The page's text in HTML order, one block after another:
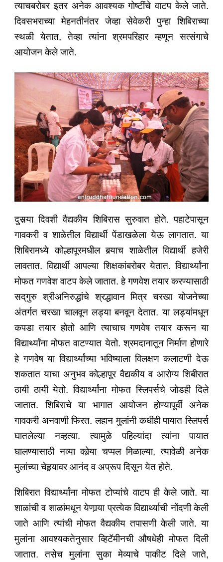
त्याचबरोबर इतर अनेक आवश्यक गोष्टींचे वाटप केले जाते.
दिवसभराच्या मेहनतीनंतर जेव्हा सेवेकरी पुन्हा शिबिराच्या
स्थळी येतात, तेव्हा त्यांना श्रमपरिहार म्हणून सत्संगाचे
आयोजन केले जाते.
दुसर्‍या दिवशी वैद्यकीय शिबिरास सुरुवात होते. पहाटेपासून
गावकरी व शाळेतील विद्यार्थी पेंडाखळेला येऊ लागतात. या
शिबिरामध्ये कोल्हापूरमधील बर्‍याच शाळेतील विद्यार्थी हजेरी
लावतात. विद्यार्थी आपल्या शिक्षकांबरोबर येतात. विद्यार्थ्यांना
मोफत गणवेश वाटप केले जातात. हे गणवेश तयार करण्यासाठी
सद्‌गुरु श्रीअनिरुद्धांचे श्रद्धावान मित्र चरखा योजनेच्या
अंतर्गत चरखा चालवून लड्या बनवून देतात. या लड्यांमधून
कपडा तयार होतो आणि त्याचाच गणवेष तयार करून या
विद्यार्थ्यांना मोफत वाटण्यात येतो. श्रमदानातून निर्माण होणारे
हे गणवेष या विद्यार्थ्यांच्या भविष्याला विलक्षण कलाटणी देऊ
शकतात याचा अनुभव कोल्हापूर वैद्यकीय व आरोग्य शिबीरात
ठायी ठायी येतो. विद्यार्थ्यांना मोफत स्लिपर्सचे जोडही दिले
जातात. शिबिराचे या भागात आयोजन होण्यापूर्वी अनेक
गावकरी अनवाणी फिरत. लहान मुलांनी कधीही पायात स्लिपर्स
घातलेल्या नव्हत्या. त्यामुळे पहिल्यांदा त्यांना पायात
घालण्यासाठी नव्या कोर्‍या चप्पल मिळाल्या, त्यावेळी अनेक
मुलांच्या चेहर्‍यावर आनंद व अप्रूप दिसून येत होते.
शिबिरात विद्यार्थ्यांना मोफत टोप्यांचे वाटप ही केले जाते. या
शाळांची व शाळांमधून येणार्‍या प्रत्येक विद्यार्थ्याची नोंदणी केली
जाते आणि त्यांची मोफत वैद्यकीय तपासणी केली जाते. या
मुलांना आवश्यकतेनुसार व्हिटॅमीनची औषधेही मोफत दिली
जातात. तसेच मुलांना सुका मेव्याचे पाकीट दिले जाते,